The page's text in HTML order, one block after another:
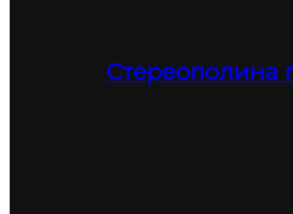
Стереополина